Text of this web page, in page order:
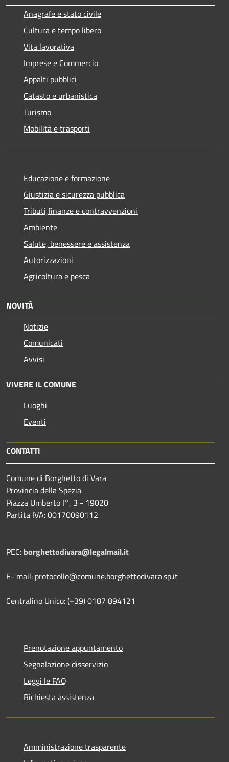
Anagrafe e stato civile
Cultura e tempo libero
Vita lavorativa
Imprese e Commercio
Appalti pubblici
Catasto e urbanistica
Turismo
Mobilità e trasporti
Educazione e formazione
Giustizia e sicurezza pubblica
Tributi,finanze e contravvenzioni
Ambiente
Salute, benessere e assistenza
Autorizzazioni
Agricoltura e pesca
NOVITÀ
Notizie
Comunicati
Avvisi
VIVERE IL COMUNE
Luoghi
Eventi
CONTATTI
Comune di Borghetto di Vara
Provincia della Spezia
Piazza Umberto I°, 3 - 19020
Partita IVA: 00170090112
PEC: borghettodivara@legalmail.it
E- mail: protocollo@comune.borghettodivara.sp.it
Centralino Unico: (+39) 0187 894121
Prenotazione appuntamento
Segnalazione disservizio
Leggi le FAQ
Richiesta assistenza
Amministrazione trasparente